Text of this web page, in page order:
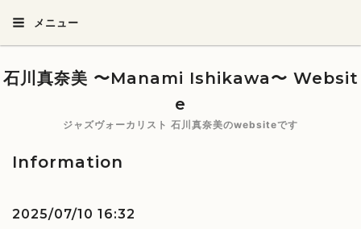
メニュー
石川真奈美 〜Manami Ishikawa〜 Websit
e
ジャズヴォーカリスト 石川真奈美のwebsiteです
Information
2025/07/10 16:32